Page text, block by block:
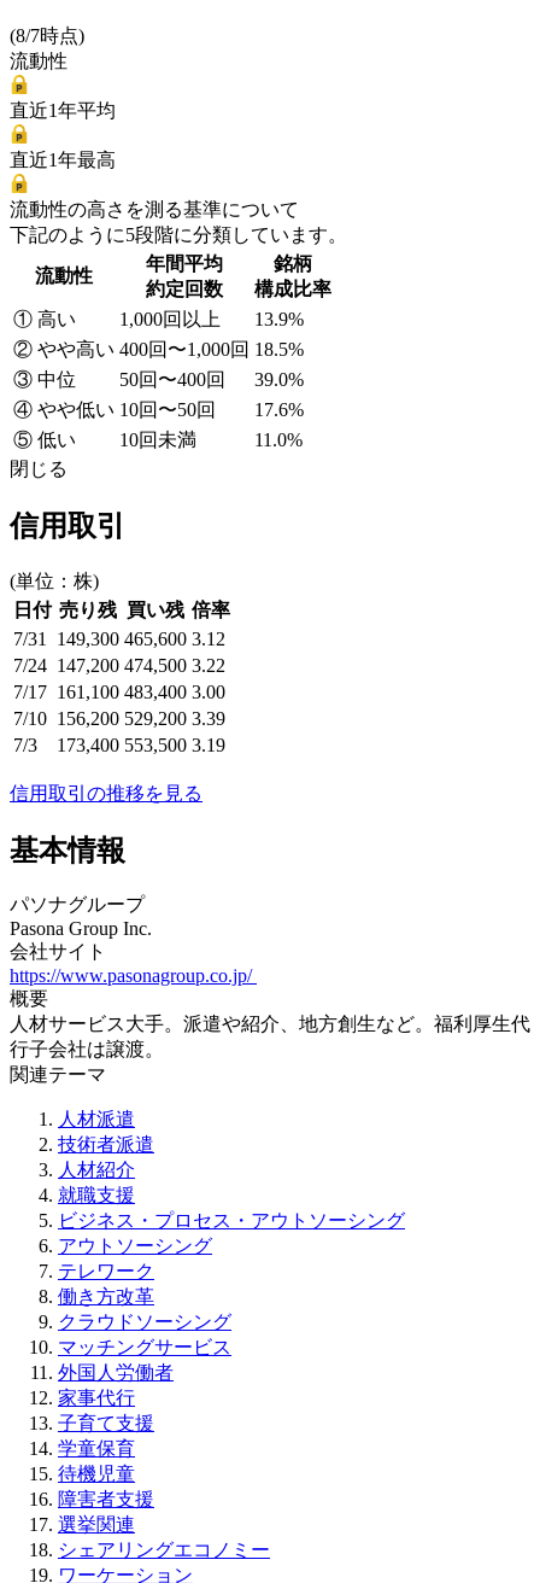
(8/7時点)
流動性
直近1年平均
直近1年最高
流動性の高さを測る基準について
下記のように5段階に分類しています。
流動性
年間平均
約定回数
銘柄
構成比率
① 高い
1,000回以上
13.9%
② やや高い 400回〜1,000回 18.5%
③ 中位
50回〜400回
39.0%
④ やや低い 10回〜50回
17.6%
⑤ 低い
10回未満
11.0%
閉じる
信用取引
(単位：株)
日付 売り残 買い残 倍率
7/31
149,300 465,600 3.12
7/24 147,200 474,500 3.22
7/17 161,100 483,400 3.00
7/10 156,200 529,200 3.39
7/3
173,400 553,500 3.19
信用取引の推移を見る
基本情報
パソナグループ
Pasona Group Inc.
会社サイト
https://www.pasonagroup.co.jp/
概要
人材サービス大手。派遣や紹介、地方創生など。福利厚生代
行子会社は譲渡。
関連テーマ
人材派遣
技術者派遣
人材紹介
就職支援
ビジネス・プロセス・アウトソーシング
アウトソーシング
テレワーク
働き方改革
クラウドソーシング
マッチングサービス
外国人労働者
家事代行
子育て支援
学童保育
待機児童
障害者支援
選挙関連
シェアリングエコノミー
ワーケーション